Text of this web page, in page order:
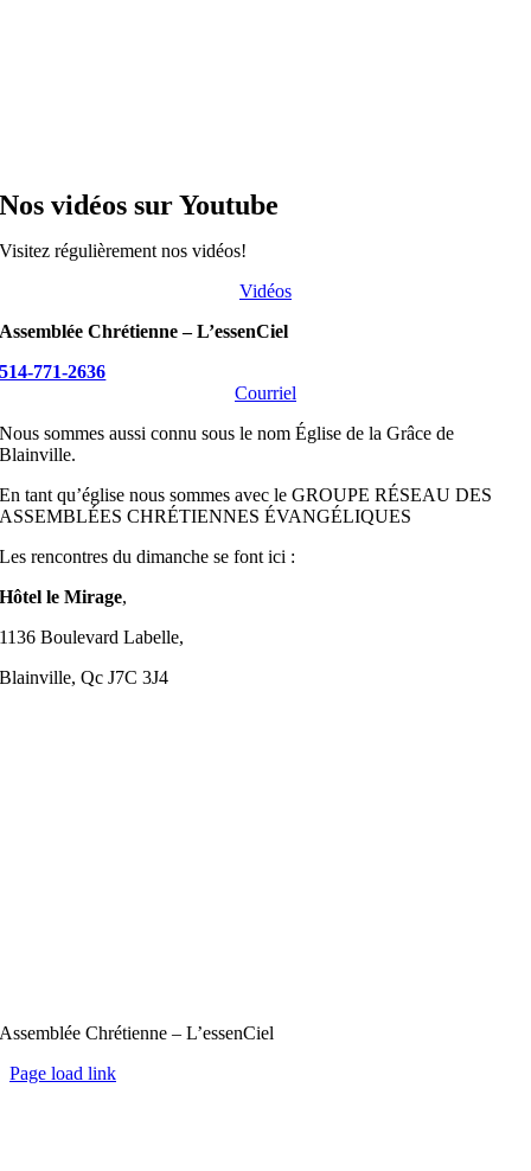
Nos vidéos sur Youtube
Visitez régulièrement nos vidéos!
Vidéos
Assemblée Chrétienne – L’essenCiel
514-771-2636
Courriel
Nous sommes aussi connu sous le nom Église de la Grâce de
Blainville.
En tant qu’église nous sommes avec le GROUPE RÉSEAU DES
ASSEMBLÉES CHRÉTIENNES ÉVANGÉLIQUES
Les rencontres du dimanche se font ici :
Hôtel le Mirage,
1136 Boulevard Labelle,
Blainville, Qc J7C 3J4
Assemblée Chrétienne – L’essenCiel
Page load link